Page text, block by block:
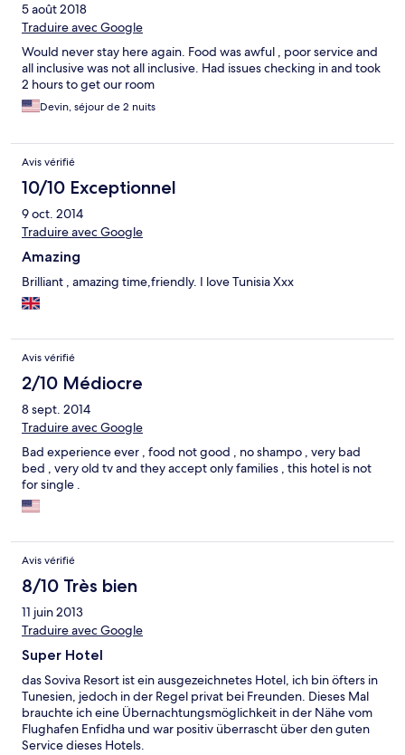
5 août 2018
Traduire avec Google
Would never stay here again. Food was awful , poor service and
all inclusive was not all inclusive. Had issues checking in and took
2 hours to get our room
Devin, séjour de 2 nuits
Avis vérifié
10/10 Exceptionnel
9 oct. 2014
Traduire avec Google
Amazing
Brilliant , amazing time,friendly. I love Tunisia Xxx
Avis vérifié
2/10 Médiocre
8 sept. 2014
Traduire avec Google
Bad experience ever , food not good , no shampo , very bad
bed , very old tv and they accept only families , this hotel is not
for single .
Avis vérifié
8/10 Très bien
11 juin 2013
Traduire avec Google
Super Hotel
das Soviva Resort ist ein ausgezeichnetes Hotel, ich bin öfters in
Tunesien, jedoch in der Regel privat bei Freunden. Dieses Mal
brauchte ich eine Übernachtungsmöglichkeit in der Nähe vom
Flughafen Enfidha und war positiv überrascht über den guten
Service dieses Hotels.